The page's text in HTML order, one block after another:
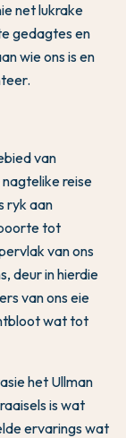
net lukrake
gedagtes en
wie ons is en
van
reise
ryk aan
tot
van ons
deur in hierdie
van ons eie
wat tot
het Ullman
is wat
ervarings wat